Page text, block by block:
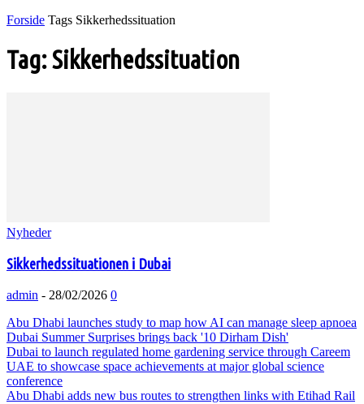
Forside Tags Sikkerhedssituation
Tag: Sikkerhedssituation
Nyheder
Sikkerhedssituationen i Dubai
admin - 28/02/2026 0
Abu Dhabi launches study to map how AI can manage sleep apnoea
Dubai Summer Surprises brings back '10 Dirham Dish'
Dubai to launch regulated home gardening service through Careem
UAE to showcase space achievements at major global science
conference
Abu Dhabi adds new bus routes to strengthen links with Etihad Rail